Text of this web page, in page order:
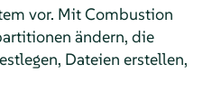
vor. Mit Combustion
ändern, die
Dateien erstellen,